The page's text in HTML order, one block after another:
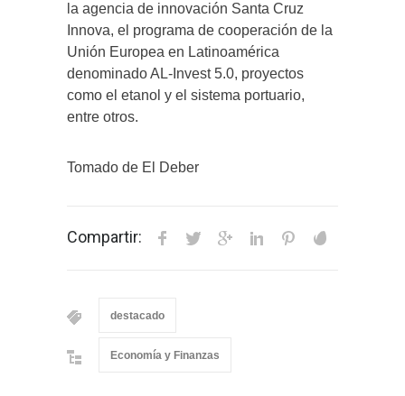
la agencia de innovación Santa Cruz
Innova, el programa de cooperación de la
Unión Europea en Latinoamérica
denominado AL-Invest 5.0, proyectos
como el etanol y el sistema portuario,
entre otros.
Tomado de El Deber
Compartir:
destacado
Economía y Finanzas